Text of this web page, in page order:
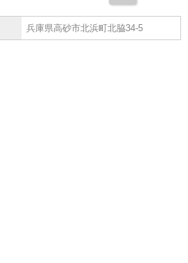
兵庫県高砂市北浜町北脇34-5